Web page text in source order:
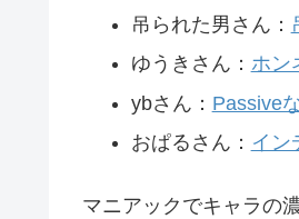
吊られた男さん：
ゆうきさん： ホン
ybさん： Passive
おぱるさん： イン
マニアックでキャラの